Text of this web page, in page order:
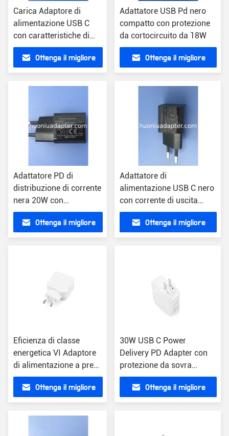
Carica Adaptore di
alimentazione USB C
con caratteristiche di
sicurezza Nero Colore
15V Voltaggio di uscita
Ottenga il migliore
Adattatore USB Pd nero
compatto con protezione
da cortocircuito da 18W
Ottenga il migliore
Adattatore PD di
distribuzione di corrente
nera 20W con
protezione da sovra
tensione 1.67A corrente
di uscita
Ottenga il migliore
Adattatore di
alimentazione USB C nero
con corrente di uscita
1,67A certificato
CE/FCC/ROHS
Ottenga il migliore
Eficienza di classe
energetica VI Adaptore
di alimentazione a presa
USB con ingresso CA
per uso universale
Ottenga il migliore
30W USB C Power
Delivery PD Adapter con
protezione da sovra
tensione 5V/9V/12V/15V
Ottenga il migliore